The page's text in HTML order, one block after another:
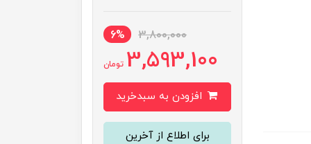
3,800,000
6%
3,593,100 تومان
برای اطلاع از آخرین